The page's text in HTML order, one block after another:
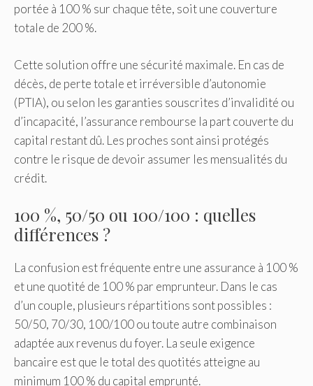
portée à 100 % sur chaque tête, soit une couverture
totale de 200 %.
Cette solution offre une sécurité maximale. En cas de
décès, de perte totale et irréversible d’autonomie
(PTIA), ou selon les garanties souscrites d’invalidité ou
d’incapacité, l’assurance rembourse la part couverte du
capital restant dû. Les proches sont ainsi protégés
contre le risque de devoir assumer les mensualités du
crédit.
100 %, 50/50 ou 100/100 : quelles
différences ?
La confusion est fréquente entre une assurance à 100 %
et une quotité de 100 % par emprunteur. Dans le cas
d’un couple, plusieurs répartitions sont possibles :
50/50, 70/30, 100/100 ou toute autre combinaison
adaptée aux revenus du foyer. La seule exigence
bancaire est que le total des quotités atteigne au
minimum 100 % du capital emprunté.